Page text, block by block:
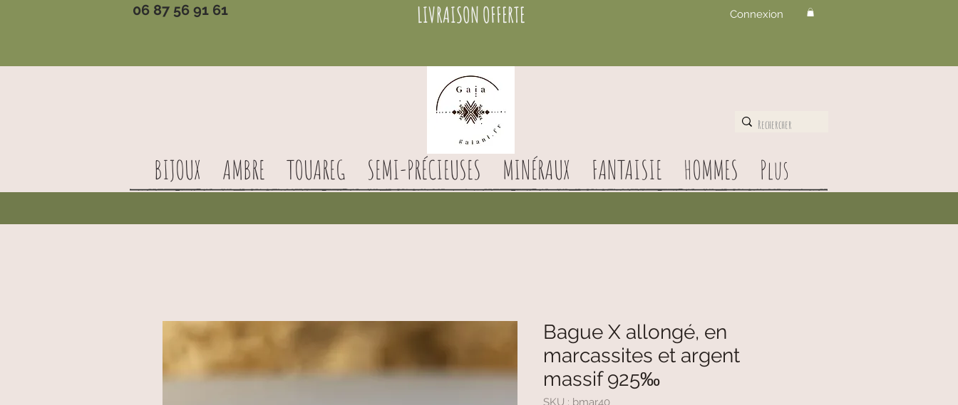
06 87 56 91 61 LIVRAISON OFFERTE Connexion
BIJOUX AMBRE TOUAREG SEMI-PRÉCIEUSES MINÉRAUX FANTAISIE HOMMES Plus
Bague X allongé, en
marcassites et argent
massif 925‰
SKU : bmar40